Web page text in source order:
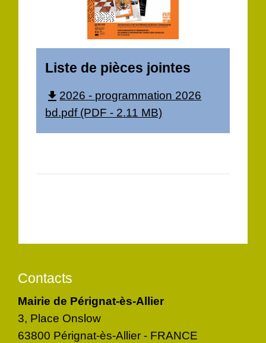
Liste de pièces jointes
file_download 2026 - programmation 2026
bd.pdf (PDF - 2.11 MB)
Contacts
Mairie de Pérignat-ès-Allier
3, Place Onslow
63800 Pérignat-ès-Allier - FRANCE